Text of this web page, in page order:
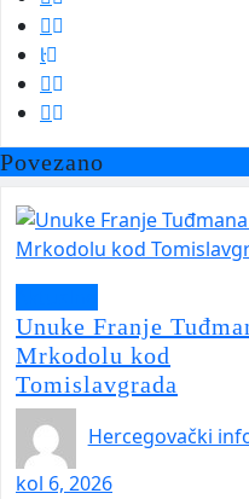
Povezano
Unuke Franje
Mrkodolu kod
Tomislavgrada
Hercegovački
kol 6, 2026